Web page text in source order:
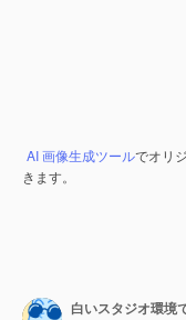
AI 画像生成ツールでオリ
きます。
白いスタジオ環境